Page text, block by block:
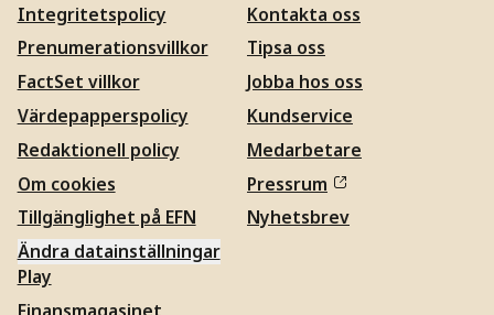
Integritetspolicy
Prenumerationsvillkor
FactSet villkor
Värdepapperspolicy
Redaktionell policy
Om cookies
Tillgänglighet på EFN
Ändra datainställningar
Kontakta oss
Tipsa oss
Jobba hos oss
Kundservice
Medarbetare
Pressrum
Nyhetsbrev
Play